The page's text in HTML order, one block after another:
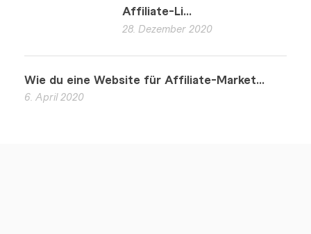
Affiliate-Li...
28. Dezember 2020
Wie du eine Website für Affiliate-Market...
6. April 2020